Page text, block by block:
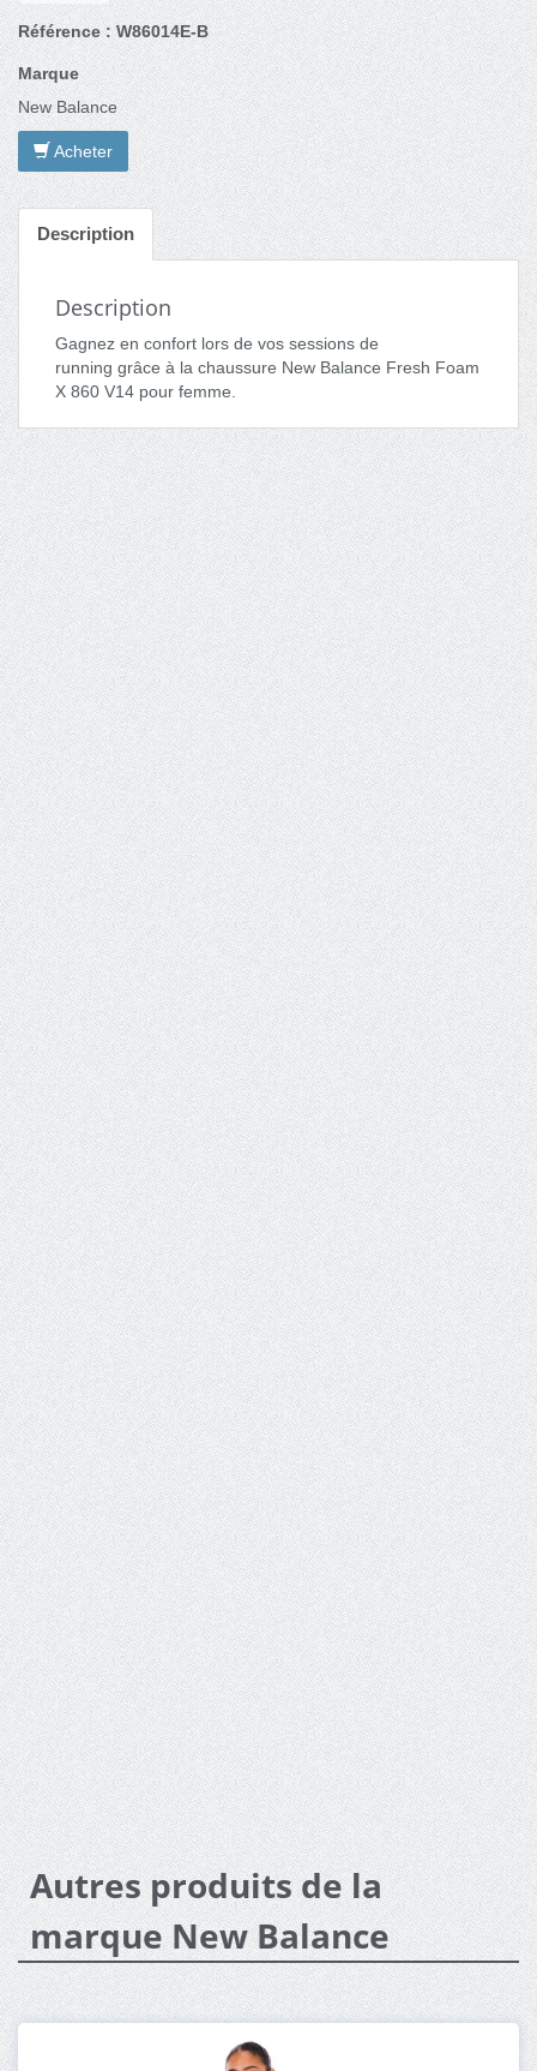
Référence : W86014E-B
Marque
New Balance
Acheter
Description
Description
Gagnez en confort lors de vos sessions de
running grâce à la chaussure New Balance Fresh Foam
X 860 V14 pour femme.
Autres produits de la
marque New Balance